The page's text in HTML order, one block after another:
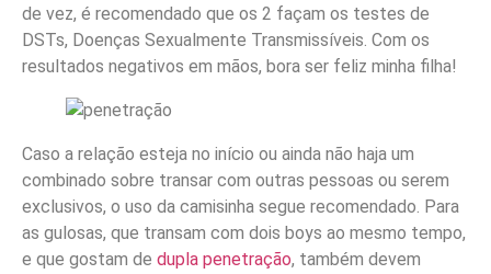
de vez, é recomendado que os 2 façam os testes de
DSTs, Doenças Sexualmente Transmissíveis. Com os
resultados negativos em mãos, bora ser feliz minha filha!
Caso a relação esteja no início ou ainda não haja um
combinado sobre transar com outras pessoas ou serem
exclusivos, o uso da camisinha segue recomendado. Para
as gulosas, que transam com dois boys ao mesmo tempo,
e que gostam de dupla penetração, também devem